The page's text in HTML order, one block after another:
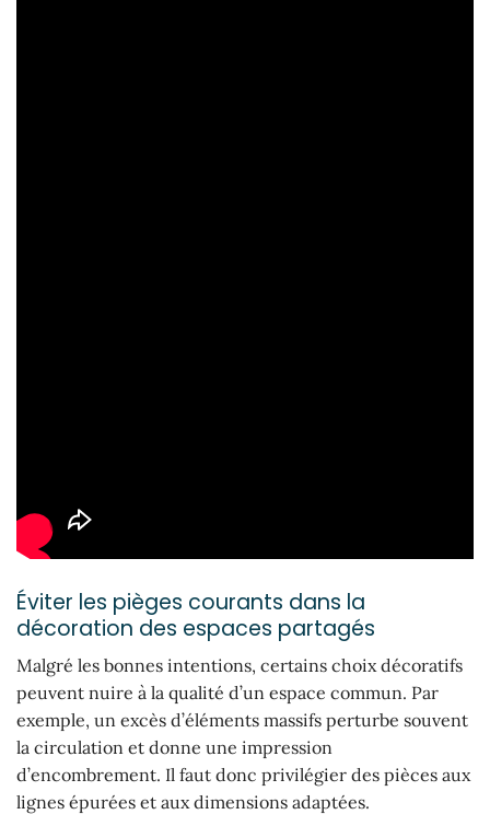
Éviter les pièges courants dans la
décoration des espaces partagés
Malgré les bonnes intentions, certains choix décoratifs
peuvent nuire à la qualité d’un espace commun. Par
exemple, un excès d’éléments massifs perturbe souvent
la circulation et donne une impression
d’encombrement. Il faut donc privilégier des pièces aux
lignes épurées et aux dimensions adaptées.